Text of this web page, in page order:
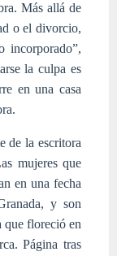
Más allá de
o el divorcio,
incorporado”,
la culpa es
en una casa
de la escritora
mujeres que
en una fecha
y son
que floreció en
Página tras